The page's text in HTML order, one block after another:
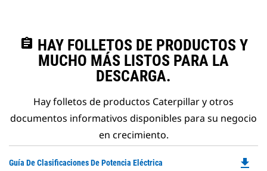
assignment HAY FOLLETOS DE PRODUCTOS Y
MUCHO MÁS LISTOS PARA LA
DESCARGA.
Hay folletos de productos Caterpillar y otros
documentos informativos disponibles para su negocio
en crecimiento.
Guía De Clasificaciones De Potencia Eléctrica file_download